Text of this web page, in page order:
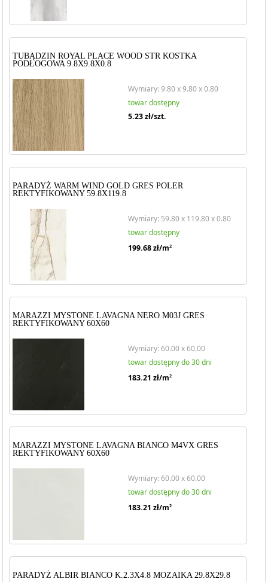
TUBĄDZIN ROYAL PLACE WOOD STR KOSTKA
PODŁOGOWA 9.8X9.8X0.8
Wymiary: 9.80 x 9.80 x 0.80
towar dostępny
5.23zł/szt.
PARADYŻ WARM WIND GOLD GRES POLER
REKTYFIKOWANY 59.8X119.8
Wymiary: 59.80 x 119.80 x 0.80
towar dostępny
199.68zł/m2
MARAZZI MYSTONE LAVAGNA NERO M03J GRES
REKTYFIKOWANY 60X60
Wymiary: 60.00 x 60.00
towar dostępny do 30 dni
183.21 zł/m2
MARAZZI MYSTONE LAVAGNA BIANCO M4VX GRES
REKTYFIKOWANY 60X60
Wymiary: 60.00 x 60.00
towar dostępny do 30 dni
183.21 zł/m2
PARADYŻ ALBIR BIANCO K.2.3X4.8 MOZAIKA 29.8X29.8